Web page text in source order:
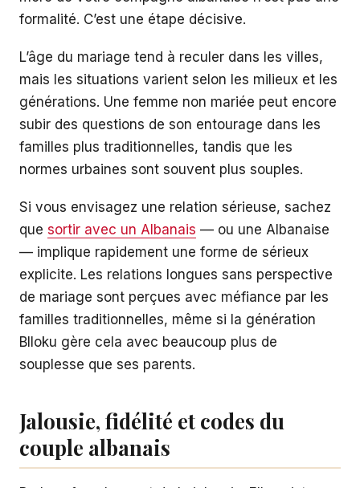
formalité. C’est une étape décisive.
L’âge du mariage tend à reculer dans les villes,
mais les situations varient selon les milieux et les
générations. Une femme non mariée peut encore
subir des questions de son entourage dans les
familles plus traditionnelles, tandis que les
normes urbaines sont souvent plus souples.
Si vous envisagez une relation sérieuse, sachez
que sortir avec un Albanais — ou une Albanaise
— implique rapidement une forme de sérieux
explicite. Les relations longues sans perspective
de mariage sont perçues avec méfiance par les
familles traditionnelles, même si la génération
Blloku gère cela avec beaucoup plus de
souplesse que ses parents.
Jalousie, fidélité et codes du
couple albanais